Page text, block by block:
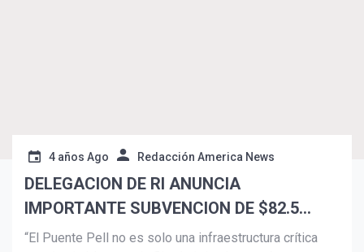
4 años Ago Redacción America News
DELEGACION DE RI ANUNCIA
IMPORTANTE SUBVENCION DE $82.5
MILLONES PARA MEJORAR EL ICÓNICO
“El Puente Pell no es solo una infraestructura crítica